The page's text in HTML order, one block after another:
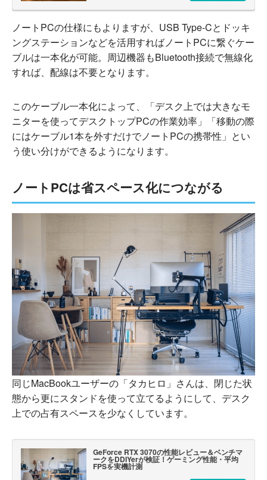
ノートPCの仕様にもよりますが、USB Type-Cとドッキ
ングステーションなどを活用すればノートPCに繋ぐケー
ブルは一本化が可能。周辺機器もBluetooth接続で無線化
すれば、配線は不要となります。
このケーブル一本化によって、「デスク上では大きなモ
ニターを使ってデスクトップPCの作業効率」「移動の際
にはケーブル1本を外すだけでノートPCの携帯性」とい
う使い分けができるようになります。
ノートPCは省スペース化につながる
同じMacBookユーザーの「タカヒロ」さんは、閉じた状
態から更にスタンドを使って立てるようにして、デスク
上での占有スペースを少なくしています。
GeForce RTX 3070の性能レビュー＆ベンチマ
ークをDDIYerが検証！ゲーミング性能・平均
FPSを実機計測